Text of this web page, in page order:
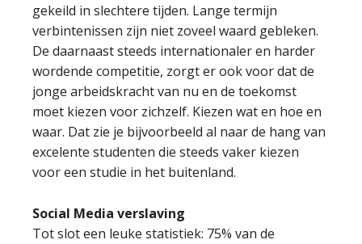
gekeild in slechtere tijden. Lange termijn
verbintenissen zijn niet zoveel waard gebleken.
De daarnaast steeds internationaler en harder
wordende competitie, zorgt er ook voor dat de
jonge arbeidskracht van nu en de toekomst
moet kiezen voor zichzelf. Kiezen wat en hoe en
waar. Dat zie je bijvoorbeeld al naar de hang van
excelente studenten die steeds vaker kiezen
voor een studie in het buitenland.
Social Media verslaving
Tot slot een leuke statistiek: 75% van de